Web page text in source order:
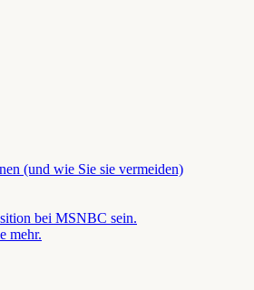
(und wie Sie sie vermeiden)
bei MSNBC sein.
mehr.